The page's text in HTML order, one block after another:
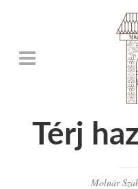
Térj
Molnár